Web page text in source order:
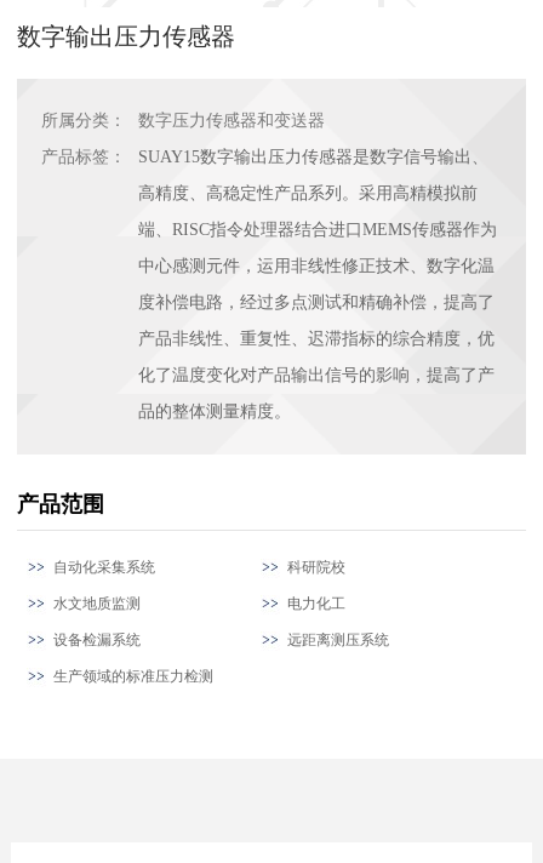
数字输出压力传感器
所属分类：
数字压力传感器和变送器
产品标签：
SUAY15数字输出压力传感器是数字信号输出、
高精度、高稳定性产品系列。采用高精模拟前
端、RISC指令处理器结合进口MEMS传感器作为
中心感测元件，运用非线性修正技术、数字化温
度补偿电路，经过多点测试和精确补偿，提高了
产品非线性、重复性、迟滞指标的综合精度，优
化了温度变化对产品输出信号的影响，提高了产
品的整体测量精度。
产品范围
自动化采集系统 科研院校
水文地质监测 电力化工
设备检漏系统 远距离测压系统
生产领域的标准压力检测